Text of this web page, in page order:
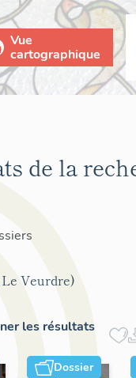
Vue
cartographique
de la
Veurdre)
les résultats
Dossier